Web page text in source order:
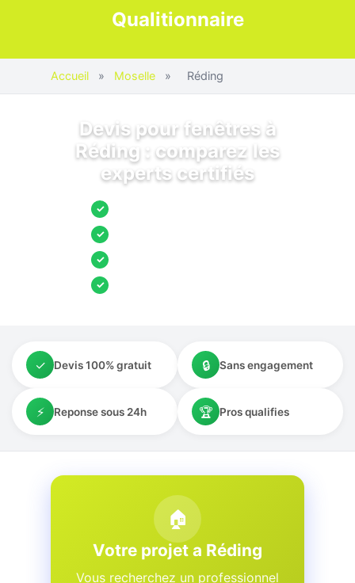
Qualitionnaire
Accueil » Moselle » Réding
Devis pour fenêtres à
Réding : comparez les
experts certifiés
✓
✓
✓
✓
✓ Devis 100% gratuit 🔒 Sans engagement
⚡ Reponse sous 24h 🏆 Pros qualifies
🏠
Votre projet a Réding
Vous recherchez un professionnel